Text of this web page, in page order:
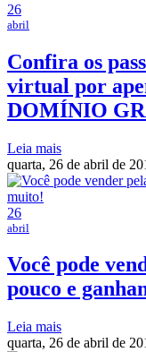
26
abril
Confira os
virtual por
DOMÍNIO
Leia mais
quarta, 26 de abril de
26
abril
Você pode
pouco e
Leia mais
quarta, 26 de abril de